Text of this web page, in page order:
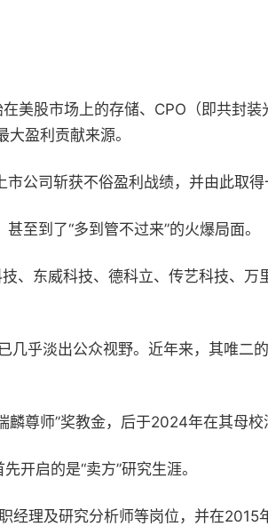
美股市场上的存储、CPO（即共封
盈利贡献来源。
公司斩获不俗盈利战绩，并由此取得
至到了“多到管不过来”的火爆局面。
东威科技、德科立、传艺科技、
乎淡出公众视野。近年来，其唯二
尊师”奖教金，后于2024年在其母校
开启的是“卖方”研究生涯。
理及研究分析师等岗位，并在2015